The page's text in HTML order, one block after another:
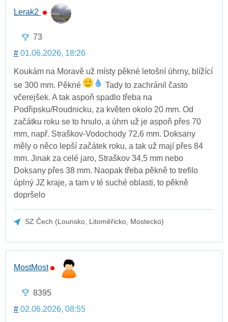
Lerak2
73
# 01.06.2026, 18:26
Koukám na Moravě už místy pěkné letošní úhrny, blížící
se 300 mm. Pěkné
Tady to zachránil často
včerejšek. A tak aspoň spadlo třeba na
Podřipsku/Roudnicku, za květen okolo 20 mm. Od
začátku roku se to hnulo, a úhrn už je aspoň přes 70
mm, např. Straškov-Vodochody 72,6 mm. Doksany
měly o něco lepší začátek roku, a tak už mají přes 84
mm. Jinak za celé jaro, Straškov 34,5 mm nebo
Doksany přes 38 mm. Naopak třeba pěkně to trefilo
úplný JZ kraje, a tam v té suché oblasti, to pěkně
dopršelo
SZ Čech (Lounsko, Litoměřicko, Mostecko)
MostMost
8395
# 02.06.2026, 08:55